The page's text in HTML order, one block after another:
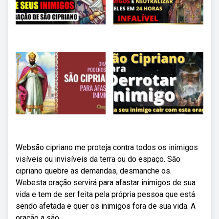
Websão cipriano me proteja contra todos os inimigos
visíveis ou invisíveis da terra ou do espaço. São
cipriano quebre as demandas, desmanche os.
Webesta oração servirá para afastar inimigos de sua
vida e tem de ser feita pela própria pessoa que está
sendo afetada e quer os inimigos fora de sua vida. A